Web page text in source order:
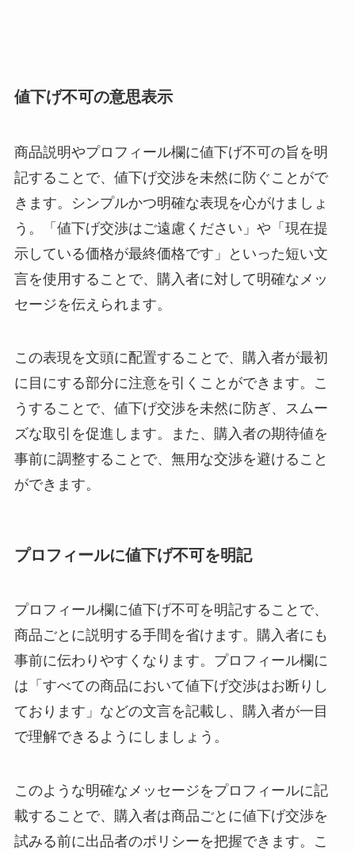
値下げ不可の意思表示
商品説明やプロフィール欄に値下げ不可の旨を明
記することで、値下げ交渉を未然に防ぐことがで
きます。シンプルかつ明確な表現を心がけましょ
う。「値下げ交渉はご遠慮ください」や「現在提
示している価格が最終価格です」といった短い文
言を使用することで、購入者に対して明確なメッ
セージを伝えられます。
この表現を文頭に配置することで、購入者が最初
に目にする部分に注意を引くことができます。こ
うすることで、値下げ交渉を未然に防ぎ、スムー
ズな取引を促進します。また、購入者の期待値を
事前に調整することで、無用な交渉を避けること
ができます。
プロフィールに値下げ不可を明記
プロフィール欄に値下げ不可を明記することで、
商品ごとに説明する手間を省けます。購入者にも
事前に伝わりやすくなります。プロフィール欄に
は「すべての商品において値下げ交渉はお断りし
ております」などの文言を記載し、購入者が一目
で理解できるようにしましょう。
このような明確なメッセージをプロフィールに記
載することで、購入者は商品ごとに値下げ交渉を
試みる前に出品者のポリシーを把握できます。こ